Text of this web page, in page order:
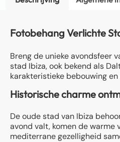
Fotobehang Verlichte
Breng de unieke avondsfeer
stad Ibiza, ook bekend als
karakteristieke bebouwing
Historische charme
De oude stad van Ibiza
avond valt, komen de
mediterrane gezelligheid